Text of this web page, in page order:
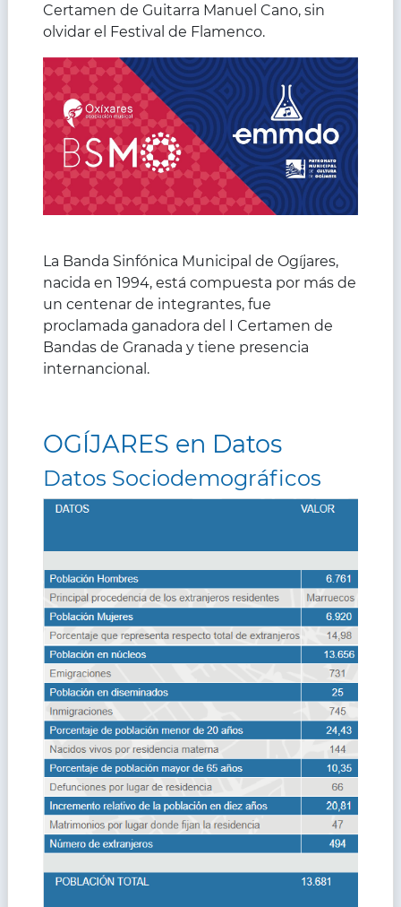
Certamen de Guitarra Manuel Cano, sin
olvidar el Festival de Flamenco.
La Banda Sinfónica Municipal de Ogíjares,
nacida en 1994, está compuesta por más de
un centenar de integrantes, fue
proclamada ganadora del I Certamen de
Bandas de Granada y tiene presencia
internancional.​
OGÍJARES en Datos
Datos Sociodemográficos